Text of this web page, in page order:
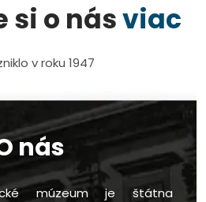
si o násviac
v roku 1947
nás
múzeum je štátna